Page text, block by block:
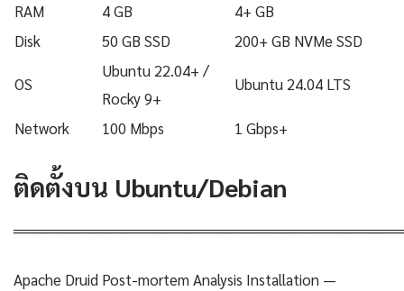
RAM
4 GB
4+ GB
Disk
50 GB SSD 200+ GB NVMe SSD
OS
Ubuntu 22.04+ /
Rocky 9+
Ubuntu 24.04 LTS
Network 100 Mbps 1 Gbps+
ติดตั้งบน Ubuntu/Debian
Apache Druid Post-mortem Analysis Installation —